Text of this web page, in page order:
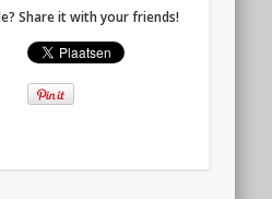
Share it with your friends!